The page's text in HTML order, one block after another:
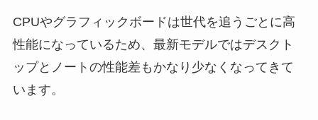
CPUやグラフィックボードは世代を追うごとに高
性能になっているため、最新モデルではデスクト
ップとノートの性能差もかなり少なくなってきて
います。